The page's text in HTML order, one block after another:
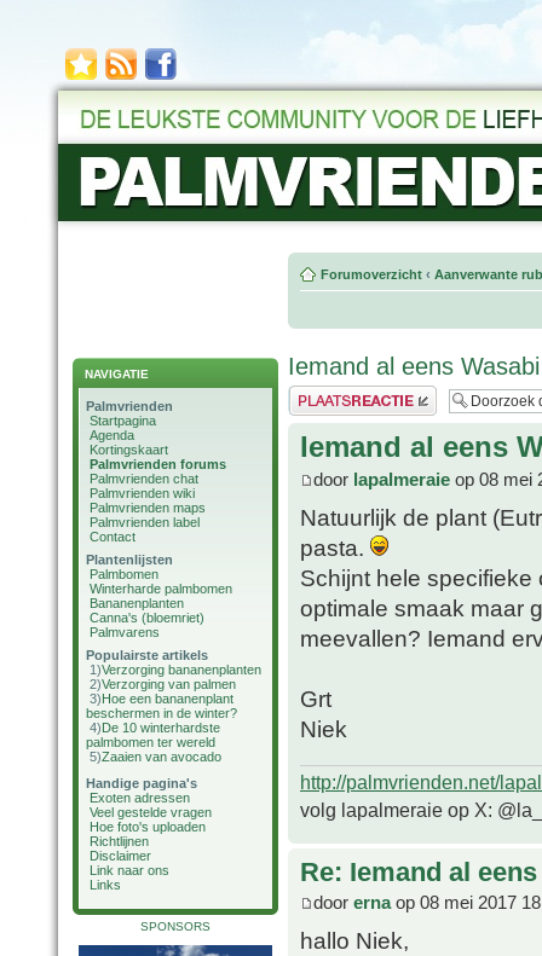
NAVIGATIE
Palmvrienden
Startpagina
Agenda
Kortingskaart
Palmvrienden forums
Palmvrienden chat
Palmvrienden wiki
Palmvrienden maps
Palmvrienden label
Contact
Plantenlijsten
Palmbomen
Winterharde palmbomen
Bananenplanten
Canna's (bloemriet)
Palmvarens
Populairste artikels
1)Verzorging bananenplanten
2)Verzorging van palmen
3)Hoe een bananenplant
beschermen in de winter?
4)De 10 winterhardste
palmbomen ter wereld
5)Zaaien van avocado
Handige pagina's
Exoten adressen
Veel gestelde vragen
Hoe foto's uploaden
Richtlijnen
Disclaimer
Link naar ons
Links
SPONSORS
Forumoverzicht ‹ Aanverwante
Iemand al eens
Plaats een reactie
Iemand al eens
door lapalmeraie op 08 mei
Natuurlijk de plant
pasta.
Schijnt hele
optimale smaak maar
meevallen? Iemand
Grt
Niek
http://palmvrienden.net/
volg lapalmeraie op X:
Re: Iemand al
door ernaop 08 mei 2017
hallo Niek,